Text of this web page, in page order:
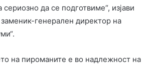
да се подготвиме“, изјави
генерален директор на
на пироманите е во надлежност на